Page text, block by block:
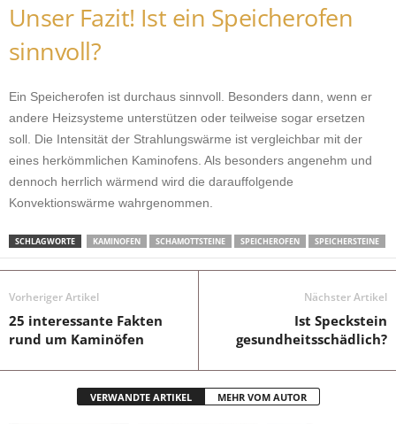
Unser Fazit! Ist ein Speicherofen
sinnvoll?
Ein Speicherofen ist durchaus sinnvoll. Besonders dann, wenn er
andere Heizsysteme unterstützen oder teilweise sogar ersetzen
soll. Die Intensität der Strahlungswärme ist vergleichbar mit der
eines herkömmlichen Kaminofens. Als besonders angenehm und
dennoch herrlich wärmend wird die darauffolgende
Konvektionswärme wahrgenommen.
SCHLAGWORTE KAMINOFEN SCHAMOTTSTEINE SPEICHEROFEN SPEICHERSTEINE
Vorheriger Artikel
25 interessante Fakten
rund um Kaminöfen
Nächster Artikel
Ist Speckstein
gesundheitsschädlich?
VERWANDTE ARTIKEL MEHR VOM AUTOR